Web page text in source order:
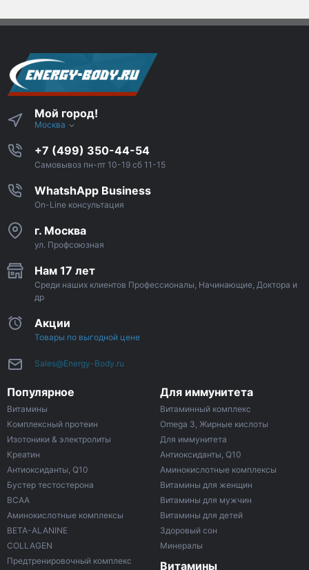
Мой город!
Москва
+7 (499) 350-44-54
Самовывоз пн-пт 10-19 сб 11-15
WhatshApp Business
On-Line консультация
г. Москва
ул. Профсоюзная
Нам 17 лет
Среди наших клиентов Профессионалы, Начинающие, Доктора и
др
Акции
Товары по выгодной цене
Sales@Energy-Body.ru
Популярное
Витамины
Комплексный протеин
Изотоники & электролиты
Креатин
Антиоксиданты, Q10
Бустер тестостерона
ВСАА
Аминокислотные комплексы
BETA-ALANINE
COLLAGEN
Предтренировочный комплекс
Для иммунитета
Витаминный комплекс
Omega 3, Жирные кислоты
Для иммунитета
Антиоксиданты, Q10
Аминокислотные комплексы
Витамины для женщин
Витамины для мужчин
Витамины для детей
Здоровый сон
Минералы
Витамины